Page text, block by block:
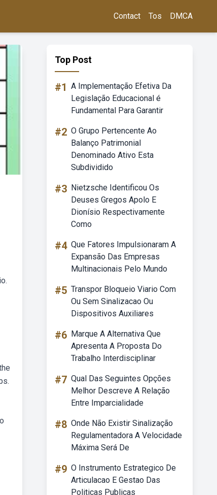
Contact Tos DMCA
Top Post
#1 A Implementação Efetiva Da
Legislação Educacional é
Fundamental Para Garantir
#2 O Grupo Pertencente Ao
Balanço Patrimonial
Denominado Ativo Esta
Subdividido
#3 Nietzsche Identificou Os
Deuses Gregos Apolo E
Dionísio Respectivamente
Como
#4 Que Fatores Impulsionaram A
Expansão Das Empresas
Multinacionais Pelo Mundo
#5 Transpor Bloqueio Viario Com
Ou Sem Sinalizacao Ou
Dispositivos Auxiliares
#6 Marque A Alternativa Que
Apresenta A Proposta Do
Trabalho Interdisciplinar
#7 Qual Das Seguintes Opções
Melhor Descreve A Relação
Entre Imparcialidade
#8 Onde Não Existir Sinalização
Regulamentadora A Velocidade
Máxima Será De
#9 O Instrumento Estrategico De
Articulacao E Gestao Das
Politicas Publicas